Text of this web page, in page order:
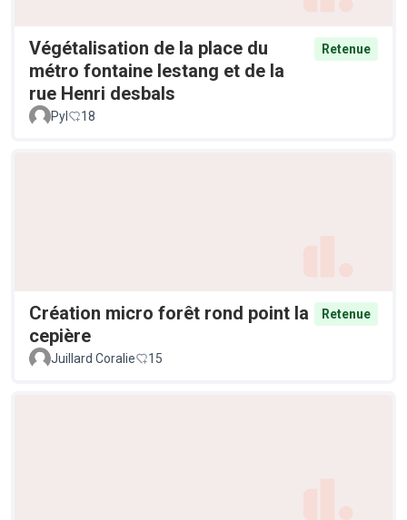
Végétalisation de la place du
métro fontaine lestang et de la
rue Henri desbals
Retenue
Pyl 18
Création micro forêt rond point la
cepière
Retenue
Juillard Coralie 15